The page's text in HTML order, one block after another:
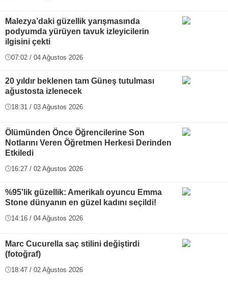
Malezya’daki güzellik yarışmasında
podyumda yürüyen tavuk izleyicilerin
ilgisini çekti
07:02 / 04 Ağustos 2026
20 yıldır beklenen tam Güneş tutulması
ağustosta izlenecek
18:31 / 03 Ağustos 2026
Ölümünden Önce Öğrencilerine Son
Notlarını Veren Öğretmen Herkesi Derinden
Etkiledi
16:27 / 02 Ağustos 2026
%95'lik güzellik: Amerikalı oyuncu Emma
Stone dünyanın en güzel kadını seçildi!
14:16 / 04 Ağustos 2026
Marc Cucurella saç stilini değiştirdi
(fotoğraf)
18:47 / 02 Ağustos 2026